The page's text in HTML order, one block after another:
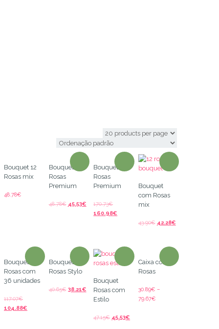
Bouquet 12
Rosas mix
48.78€
Bouquet 12
Rosas
Premium
48.78€ 45.53€
Bouquet 60
Rosas
Premium
170.73€
160.98€
Bouquet
com Rosas
mix
43.90€ 42.28€
Bouquet de
Rosas com
36 unidades
117.07€
104.88€
Bouquet de
Rosas Stylo
40.65€ 38.21€
Bouquet
Rosas com
Estilo
47.15€ 45.53€
Caixa com
Rosas
30.89€ –
79.67€